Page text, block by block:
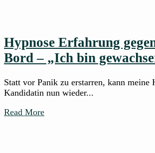
Hypnose Erfahrung
Bord – „Ich bin
Statt vor Panik zu erstarren, kann meine
Kandidatin nun wieder...
Read More